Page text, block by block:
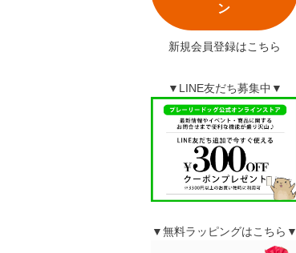
ン
新規会員登録はこちら
▼LINE友だち募集中▼
▼無料ラッピングはこちら▼